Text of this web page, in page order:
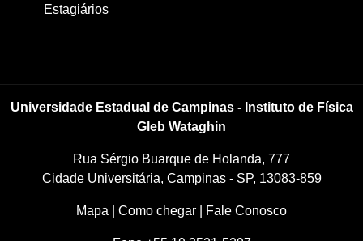
Estagiários
Universidade Estadual de Campinas - Instituto de Física
Gleb Wataghin
Rua Sérgio Buarque de Holanda, 777
Cidade Universitária, Campinas - SP, 13083-859
Mapa Como chegar Fale Conosco